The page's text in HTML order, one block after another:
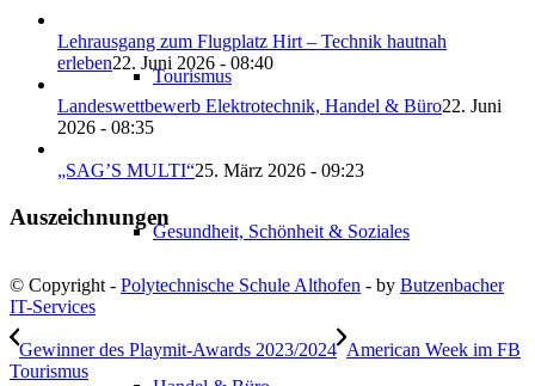
Tourismus
Gesundheit, Schönheit & Soziales
Lehrausgang zum Flugplatz Hirt – Technik hautnah
erleben22. Juni 2026 - 08:40
Landeswettbewerb Elektrotechnik, Handel & Büro22. Juni
2026 - 08:35
„SAG’S MULTI“25. März 2026 - 09:23
Auszeichnungen
© Copyright - Polytechnische Schule Althofen - by Butzenbacher
IT-Services
Gewinner des Playmit-Awards 2023/2024 American Week im FB
Tourismus